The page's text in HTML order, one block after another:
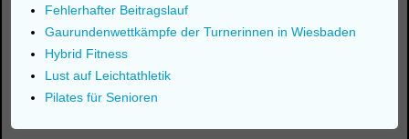
Fehlerhafter Beitragslauf
Gaurundenwettkämpfe der Turnerinnen in Wiesbaden
Hybrid Fitness
Lust auf Leichtathletik
Pilates für Senioren